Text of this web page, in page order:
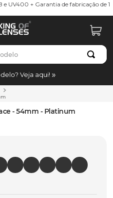
e UV400 + Garantia de fabricação de 1
Veja aqui!
- 54mm - Platinum